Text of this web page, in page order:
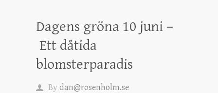
Dagens gröna 10 juni –
Ett dåtida
blomsterparadis
Bydan@rosenholm.se